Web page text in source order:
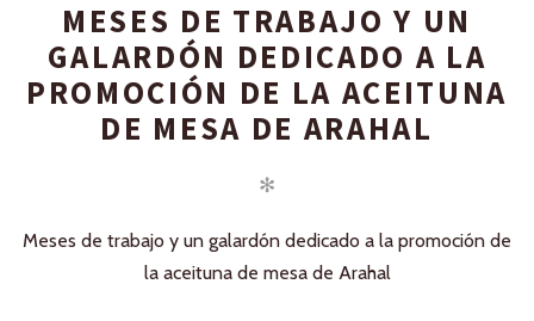
MESES DE TRABAJO Y UN
GALARDÓN DEDICADO A LA
PROMOCIÓN DE LA ACEITUNA
DE MESA DE ARAHAL
✻
Meses de trabajo y un galardón dedicado a la promoción de
la aceituna de mesa de Arahal